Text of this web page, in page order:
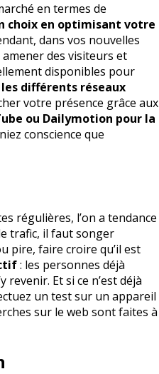
en termes de
choix en optimisant votre
dans vos nouvelles
des visiteurs et
disponibles pour
les différents réseaux
votre présence grâce aux
ou Dailymotion pour la
conscience que
régulières, l’on a tendance
trafic, il faut songer
pire, faire croire qu’il est
: les personnes déjà
Et si ce n’est déjà
un test sur un appareil
sur le web sont faites à